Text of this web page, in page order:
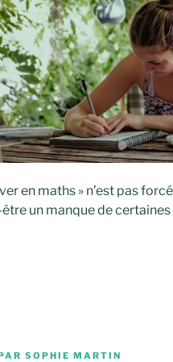
en maths » n’est pas
un manque de
SOPHIE MARTIN